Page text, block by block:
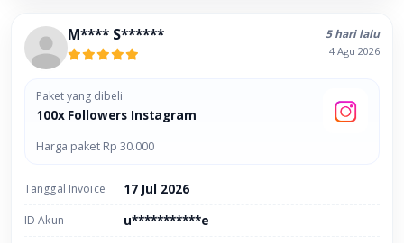
M**** S****** 5 hari lalu
4 Agu 2026
Paket yang dibeli
100x Followers Instagram
Harga paket Rp 30.000
Tanggal Invoice 17 Jul 2026
ID Akun u***********e